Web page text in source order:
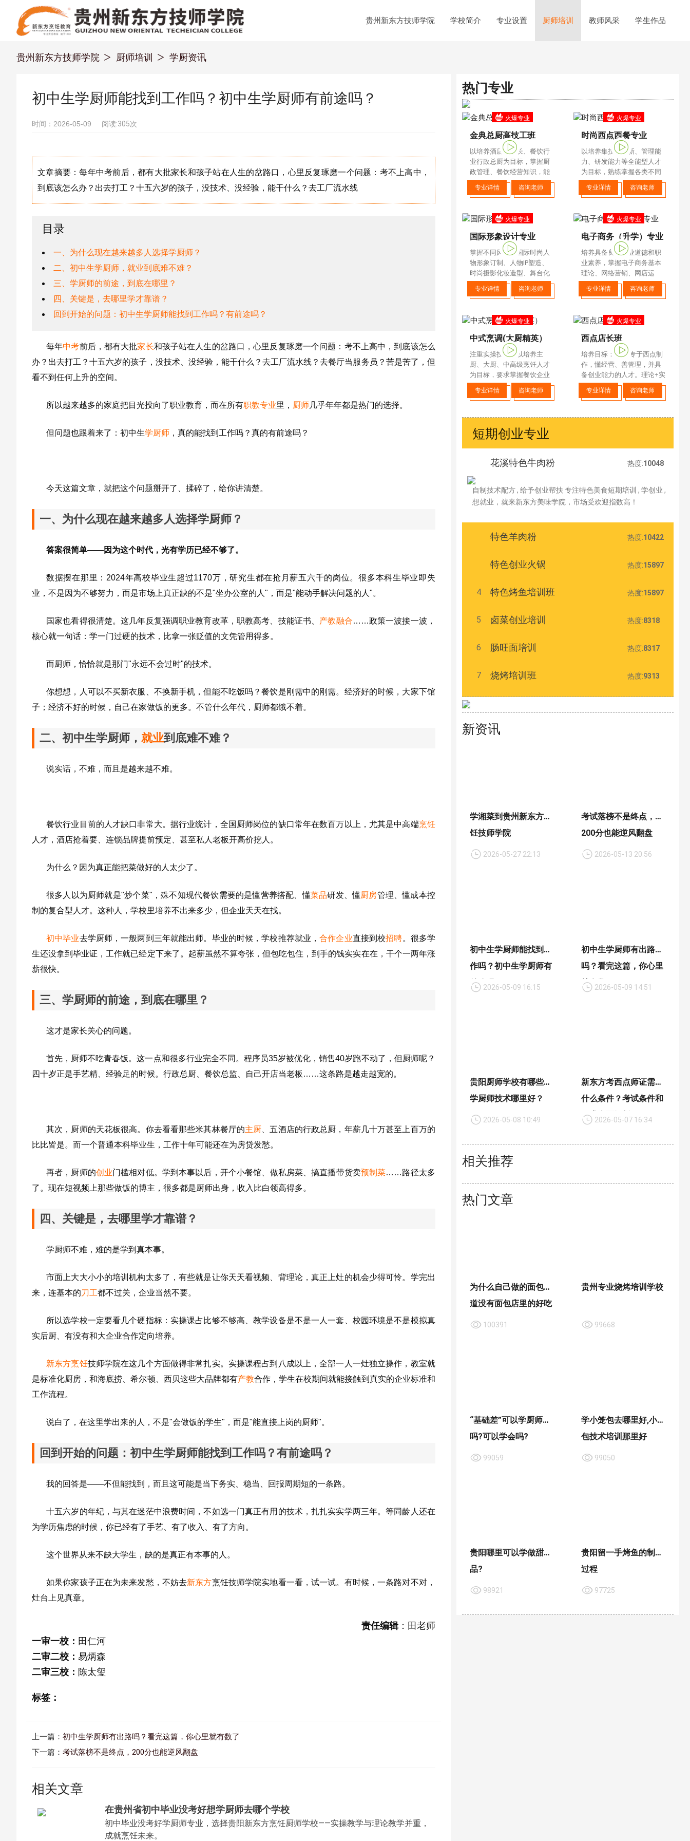
贵州新东方技师学院 学校简介 专业设置 厨师培训 教师风采 学生作品
贵州新东方技师学院 厨师培训 学厨资讯
初中生学厨师能找到工作吗？初中生学厨师有前途吗？
时间：2026-05-09 阅读:305次
文章摘要：每年中考前后，都有大批家长和孩子站在人生的岔路口，心里反复琢磨一个问题：考不上高中，
到底该怎么办？出去打工？十五六岁的孩子，没技术、没经验，能干什么？去工厂流水线
目录
一、为什么现在越来越多人选择学厨师？
二、初中生学厨师，就业到底难不难？
三、学厨师的前途，到底在哪里？
四、关键是，去哪里学才靠谱？
回到开始的问题：初中生学厨师能找到工作吗？有前途吗？
每年中考前后，都有大批家长和孩子站在人生的岔路口，心里反复琢磨一个问题：考不上高中，到底该怎么
办？出去打工？十五六岁的孩子，没技术、没经验，能干什么？去工厂流水线？去餐厅当服务员？苦是苦了，但
看不到任何上升的空间。
所以越来越多的家庭把目光投向了职业教育，而在所有职教专业里， 厨师几乎年年都是热门的选择。
但问题也跟着来了：初中生学厨师 ，真的能找到工作吗？真的有前途吗？
今天这篇文章，就把这个问题掰开了、揉碎了，给你讲清楚。
一、为什么现在越来越多人选择学厨师？
答案很简单——因为这个时代，光有学历已经不够了。
数据摆在那里：2024年高校毕业生超过1170万，研究生都在抢月薪五六千的岗位。很多本科生毕业即失
业，不是因为不够努力，而是市场上真正缺的不是"坐办公室的人"，而是"能动手解决问题的人"。
国家也看得很清楚。这几年反复强调职业教育改革，职教高考、技能证书、 产教融合……政策一波接一波，
核心就一句话：学一门过硬的技术，比拿一张贬值的文凭管用得多。
而厨师，恰恰就是那门"永远不会过时"的技术。
你想想，人可以不买新衣服、不换新手机，但能不吃饭吗？餐饮是刚需中的刚需。经济好的时候，大家下馆
子；经济不好的时候，自己在家做饭的更多。不管什么年代，厨师都饿不着。
二、初中生学厨师， 就业到底难不难？
说实话，不难，而且是越来越不难。
餐饮行业目前的人才缺口非常大。据行业统计，全国厨师岗位的缺口常年在数百万以上，尤其是中高端烹饪
人才，酒店抢着要、连锁品牌提前预定、甚至私人老板开高价挖人。
为什么？因为真正能把菜做好的人太少了。
很多人以为厨师就是"炒个菜"，殊不知现代餐饮需要的是懂营养搭配、懂菜品研发、懂厨房管理、懂成本控
制的复合型人才。这种人，学校里培养不出来多少，但企业天天在找。
初中毕业去学厨师，一般两到三年就能出师。毕业的时候，学校推荐就业，合作企业直接到校招聘。很多学
生还没拿到毕业证，工作就已经定下来了。起薪虽然不算夸张，但包吃包住，到手的钱实实在在，干个一两年涨
薪很快。
三、学厨师的前途，到底在哪里？
这才是家长关心的问题。
首先，厨师不吃青春饭。这一点和很多行业完全不同。程序员35岁被优化，销售40岁跑不动了，但厨师呢？
四十岁正是手艺精、经验足的时候。行政总厨、餐饮总监、自己开店当老板……这条路是越走越宽的。
其次，厨师的天花板很高。你去看看那些米其林餐厅的主厨 、五酒店的行政总厨，年薪几十万甚至上百万的
比比皆是。而一个普通本科毕业生，工作十年可能还在为房贷发愁。
再者，厨师的创业门槛相对低。学到本事以后，开个小餐馆、做私房菜、搞直播带货卖预制菜……路径太多
了。现在短视频上那些做饭的博主，很多都是厨师出身，收入比白领高得多。
四、关键是，去哪里学才靠谱？
学厨师不难，难的是学到真本事。
市面上大大小小的培训机构太多了，有些就是让你天天看视频、背理论，真正上灶的机会少得可怜。学完出
来，连基本的刀工都不过关，企业当然不要。
所以选学校一定要看几个硬指标：实操课占比够不够高、教学设备是不是一人一套、校园环境是不是模拟真
实后厨、有没有和大企业合作定向培养。
新东方烹饪技师学院在这几个方面做得非常扎实。实操课程占到八成以上，全部一人一灶独立操作，教室就
是标准化厨房，和海底捞、希尔顿、西贝这些大品牌都有产教合作，学生在校期间就能接触到真实的企业标准和
工作流程。
说白了，在这里学出来的人，不是"会做饭的学生"，而是"能直接上岗的厨师"。
回到开始的问题：初中生学厨师能找到工作吗？有前途吗？
我的回答是——不但能找到，而且这可能是当下务实、稳当、回报周期短的一条路。
十五六岁的年纪，与其在迷茫中浪费时间，不如选一门真正有用的技术，扎扎实实学两三年。等同龄人还在
为学历焦虑的时候，你已经有了手艺、有了收入、有了方向。
这个世界从来不缺大学生，缺的是真正有本事的人。
如果你家孩子正在为未来发愁，不妨去新东方烹饪技师学院实地看一看，试一试。有时候，一条路对不对，
灶台上见真章。
责任编辑：田老师
一审一校： 田仁河
二审二校： 易炳森
二审三校： 陈太玺
标签：
上一篇： 初中生学厨师有出路吗？看完这篇，你心里就有数了
下一篇： 考试落榜不是终点，200分也能逆风翻盘
相关文章
在贵州省初中毕业没考好想学厨师去哪个学校
初中毕业没考好学厨师专业，选择贵阳新东方烹饪厨师学校——实操教学与理论教学并重，
成就烹饪未来。
热门专业
火爆专业
金典总厨高技工班
以培养酒店厨师长、餐饮行
业行政总厨为目标，掌握厨
政管理、餐饮经营知识，能
够制作传统黔川湘菜、市场
流行菜，专于中、高档宴席
专业详情 咨询老师
火爆专业
时尚西点西餐专业
以培养集技术创新、管理能
力、研发能力等全能型人才
为目标，熟练掌握各类不同
档次西式面点、西式烹调的
设计与制作，了解及掌握餐
识，并具备独立创业
专业详情 咨询老师
火爆专业
国际形象设计专业
掌握不同风格的国际时尚人
物形象订制、人物IP塑造、
时尚摄影化妆造型、舞台化
妆造型等
专业详情 咨询老师
火爆专业
电子商务（升学）专业
培养具备良好职业道德和职
业素养，掌握电子商务基本
理论、网络营销、网店运
营、电商直播、短视频制作
等技能，同时了解烹饪文化
专业详情 咨询老师
火爆专业
中式烹调(大厨精英）
注重实操技术，以培养主
厨、大厨、中高级烹饪人才
为目标，要求掌握餐饮企业
管理与营养平衡等相关知
识，专于传统菜肴与市场流
专业详情 咨询老师
火爆专业
西点店长班
培养目标： 培养专于西点制
作，懂经营、善管理，并具
备创业能力的人才。理论+实
践相结合，让学子成为西点
师精英
专业详情 咨询老师
短期创业专业
花溪特色牛肉粉 热度:10048
自制技术配方 , 给予创业帮扶 专注特色美食短期培训 , 学创业 ,
想就业，就来新东方美味学院，市场受欢迎指数高！
特色羊肉粉 热度:10422
特色创业火锅 热度:15897
4 特色烤鱼培训班 热度:15897
5 卤菜创业培训 热度:8318
6 肠旺面培训 热度:8317
7 烧烤培训班 热度:9313
新资讯
学湘菜到贵州新东方烹
饪技师学院
2026-05-27 22:13
考试落榜不是终点，
200分也能逆风翻盘
2026-05-13 20:56
初中生学厨师能找到工
作吗？初中生学厨师有
前途吗？
2026-05-09 16:15
初中生学厨师有出路
吗？看完这篇，你心里
就有数了
2026-05-09 14:51
贵阳厨师学校有哪些，
学厨师技术哪里好？
2026-05-08 10:49
新东方考西点师证需要
什么条件？考试条件和
要求全面解析
2026-05-07 16:34
相关推荐
热门文章
为什么自己做的面包味
道没有面包店里的好吃
100391
贵州专业烧烤培训学校
99668
“基础差”可以学厨师
吗?可以学会吗?
99059
学小笼包去哪里好,小笼
包技术培训那里好
99050
贵阳哪里可以学做甜
品?
98921
贵阳留一手烤鱼的制作
过程
97725